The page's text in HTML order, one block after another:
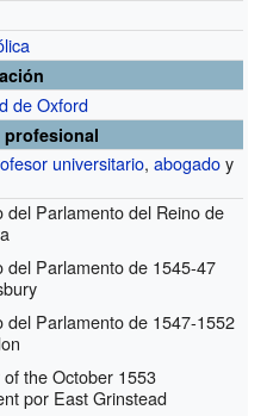
de Oxford
universitario,abogadoy
del Parlamento del Reino de
del Parlamento de 1545-47
del Parlamento de 1547-1552
the October 1553
por East Grinstead